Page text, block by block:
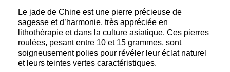
Le jade de Chine est une pierre précieuse de
sagesse et d’harmonie, très appréciée en
lithothérapie et dans la culture asiatique. Ces pierres
roulées, pesant entre 10 et 15 grammes, sont
soigneusement polies pour révéler leur éclat naturel
et leurs teintes vertes caractéristiques.